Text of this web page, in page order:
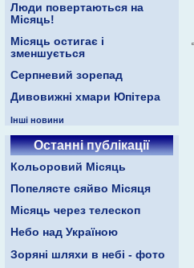
Люди повертаються на
Місяць!
Місяць остигає і
зменшується
Серпневий зорепад
Дивовижні хмари Юпітера
Інші новини
Останні публікації
Кольоровий Місяць
Попелясте сяйво Місяця
Місяць через телескоп
Небо над Україною
Зоряні шляхи в небі - фото